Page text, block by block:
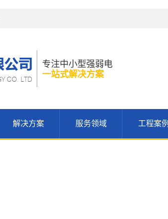
专注中小型强弱电
一站式解决方案
解决方案 服务领域 工程案例